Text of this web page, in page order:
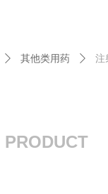
PRODUCT
ꄲ 其他类用药 ꄲ 注